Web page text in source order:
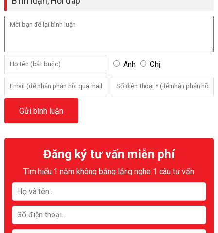
Anh Chị
Đăng ký tư vấn miễn phí
Tìm hiểu 1 năm không bằng lắng nghe 1 câu tư vấn